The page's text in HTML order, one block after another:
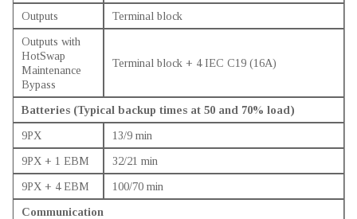
Outputs
Terminal block
Outputs with
HotSwap
Maintenance
Bypass
Terminal block + 4 IEC C19 (16A)
Batteries (Typical backup times at 50 and 70% load)
9PX
13/9 min
9PX + 1 EBM
32/21 min
9PX + 4 EBM
100/70 min
Communication